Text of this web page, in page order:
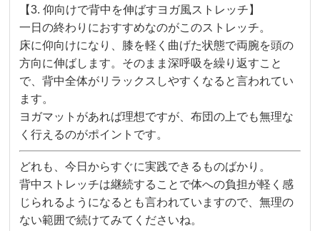
【3. 仰向けで背中を伸ばすヨガ風ストレッチ】
一日の終わりにおすすめなのがこのストレッチ。
床に仰向けになり、膝を軽く曲げた状態で両腕を頭の
方向に伸ばします。そのまま深呼吸を繰り返すこと
で、背中全体がリラックスしやすくなると言われてい
ます。
ヨガマットがあれば理想ですが、布団の上でも無理な
く行えるのがポイントです。
どれも、今日からすぐに実践できるものばかり。
背中ストレッチは継続することで体への負担が軽く感
じられるようになるとも言われていますので、無理の
ない範囲で続けてみてくださいね。